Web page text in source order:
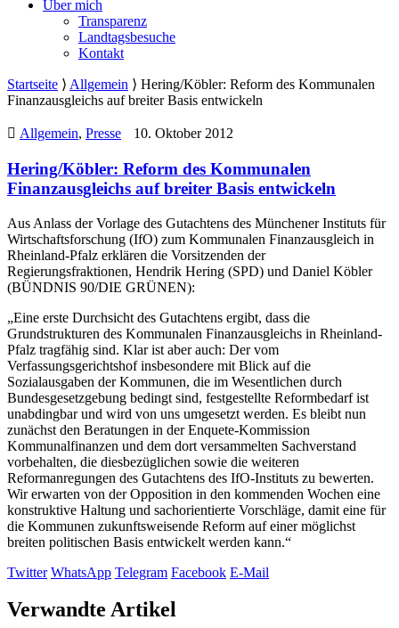
Über mich
Transparenz
Landtagsbesuche
Kontakt
Startseite ⟩ Allgemein ⟩ Hering/Köbler: Reform des Kommunalen
Finanzausgleichs auf breiter Basis entwickeln
Allgemein, Presse 10. Oktober 2012
Hering/Köbler: Reform des Kommunalen
Finanzausgleichs auf breiter Basis entwickeln
Aus Anlass der Vorlage des Gutachtens des Münchener Instituts für
Wirtschaftsforschung (IfO) zum Kommunalen Finanzausgleich in
Rheinland-Pfalz erklären die Vorsitzenden der
Regierungsfraktionen, Hendrik Hering (SPD) und Daniel Köbler
(BÜNDNIS 90/DIE GRÜNEN):
„Eine erste Durchsicht des Gutachtens ergibt, dass die
Grundstrukturen des Kommunalen Finanzausgleichs in Rheinland-
Pfalz tragfähig sind. Klar ist aber auch: Der vom
Verfassungsgerichtshof insbesondere mit Blick auf die
Sozialausgaben der Kommunen, die im Wesentlichen durch
Bundesgesetzgebung bedingt sind, festgestellte Reformbedarf ist
unabdingbar und wird von uns umgesetzt werden. Es bleibt nun
zunächst den Beratungen in der Enquete-Kommission
Kommunalfinanzen und dem dort versammelten Sachverstand
vorbehalten, die diesbezüglichen sowie die weiteren
Reformanregungen des Gutachtens des IfO-Instituts zu bewerten.
Wir erwarten von der Opposition in den kommenden Wochen eine
konstruktive Haltung und sachorientierte Vorschläge, damit eine für
die Kommunen zukunftsweisende Reform auf einer möglichst
breiten politischen Basis entwickelt werden kann.“
Twitter WhatsApp Telegram Facebook E-Mail
Verwandte Artikel